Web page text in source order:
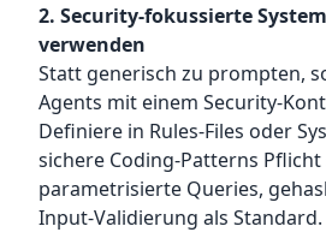
2. Security-fokussierte
verwenden
Statt generisch zu prompten,
Agents mit einem Security-
Definiere in Rules-Files oder
sichere Coding-Patterns Pflicht
parametrisierte Queries,
Input-Validierung als Standard.